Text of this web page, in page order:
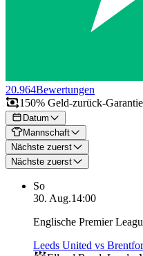
20.964Bewertungen
150% Geld-zurück-Garantie
Datum
Mannschaft
Nächste zuerst
Nächste zuerst
So
30. Aug.14:00
Englische Premier
Leeds United vs